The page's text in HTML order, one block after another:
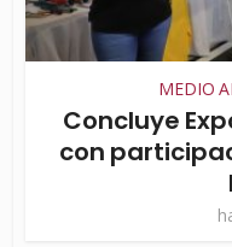
MEDIO
Concluye
con